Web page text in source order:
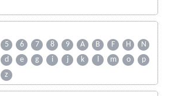
5 6 7 8 9 A B F H
N
d e g i j k l m o
p
z